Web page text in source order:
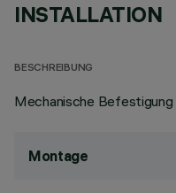
INSTALLATION
BESCHREIBUNG
Mechanische
Montage